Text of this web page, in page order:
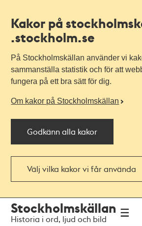
Kakor på
.stockholm.se
På Stockholmskällan använder vi
sammanställa statistik och för att
fungera på ett bra sätt för dig.
Om kakor på Stockholmskällan
Godkänn alla kakor
Välj vilka kakor vi får använda
navigationen
huvudinnehållet
Stockholmskällan
Historia i ord, ljud och bild